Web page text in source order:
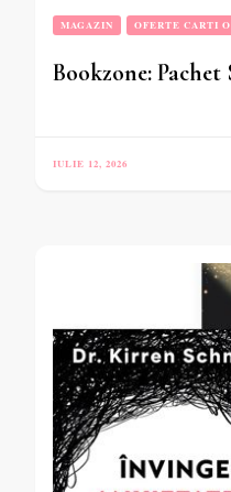
MAGAZIN OFERTE CARTI
Bookzone:
IULIE 12, 2026